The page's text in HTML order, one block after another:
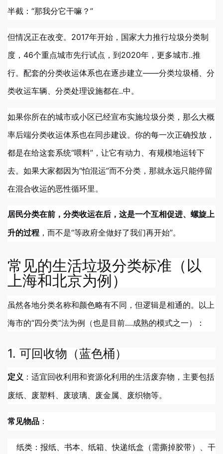
半截：“那我分它干嘛？”
但情况正在改变。2017年开始，国家大力推行垃圾分类制
度，46个重点城市先行试点，到2020年，更多城市..推
行。配套的分类收运体系也在逐步建立——分类垃圾桶、分
类收运车辆、分类处理设施都在..中。
如果你所在的城市或小区已经宣布实施垃圾分类，那么大概
率后端分类收运体系也在同步建设。你的每一次正确投放，
都是在给这套系统“喂料”，让它有动力、有规模地运转下
去。如果大家都因为“怕混运”而不分类，那就永远只能停留
在混合收运的恶性循环里。
居民分类在前，分类收运在后，这是一个互相促进、螺旋上
升的过程 ，而不是“等政府全做好了我们再开始”。
常见的生活垃圾分类标准（以
上海和北京为例）
虽然各地分类名称和颜色略有不同，但逻辑是相通的。以上
海市的“四分类”法为例（也是目前....成熟的模式之一）：
1. 可回收物（蓝色桶）
定义 ：适宜回收利用和资源化利用的生活废弃物，主要包括
废纸、废塑料、废玻璃、废金属、废织物等。
常见物品 ：
纸类：报纸、书本、纸箱、快递纸盒（需撕掉胶带）、干